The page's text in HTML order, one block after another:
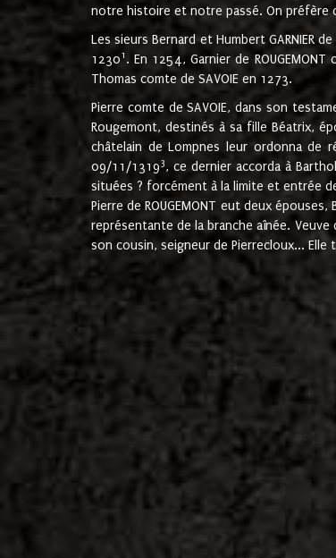
notre histoire et notre passé. On préfère
Les sieurs Bernard et Humbert GARNIER
12301 . En 1254, Garnier de
Thomas comte de SAVOIE en 1273.
Pierre comte de SAVOIE, dans son
Rougemont, destinés à sa fille Béatrix,
châtelain de Lompnes leur ordonna de
09/11/13193, ce dernier accorda à
situées ? forcément à la limite et entrée
Pierre de ROUGEMONT eut deux
représentante de la branche aînée. Veuve
son cousin, seigneur de Pierrecloux... Elle